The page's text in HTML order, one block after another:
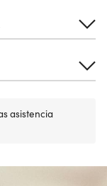
asistencia